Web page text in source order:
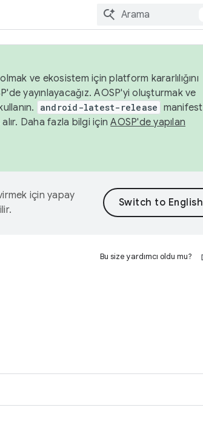
ve ekosistem için platform kararlılığını
yayınlayacağız. AOSP'yi oluşturmak ve
android-latest-release manifest
Daha fazla bilgi içinAOSP'de yapılan
için yapay
Bu size yardımcı oldu mu?